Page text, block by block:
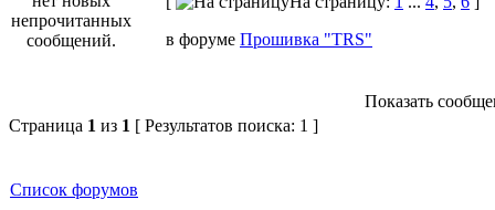
в форуме Прошивка "TRS"
Показать
Страница 1 из 1 [ Результатов поиска: 1 ]
Список форумов